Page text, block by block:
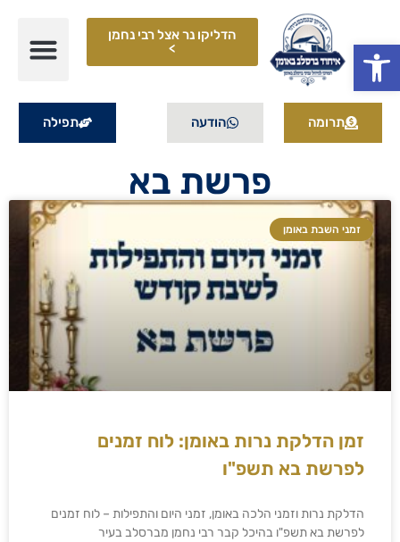
פתח סרגל נגישות
הדליקו נר אצל רבי נחמן
>
תרומה הודעה תפילה
פרשת בא
זמני השבת באומן
זמן הדלקת נרות באומן: לוח זמנים
לפרשת בא תשפ"ו
הדלקת נרות וזמני הלכה באומן, זמני היום והתפילות – לוח זמנים
לפרשת בא תשפ"ו בהיכל קבר רבי נחמן מברסלב בעיר